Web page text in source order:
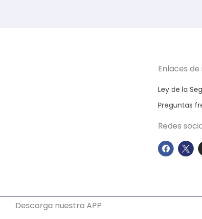
Enlaces
Ley de la
Preguntas
Redes
F
a
c
k
Descarga nuestra APP